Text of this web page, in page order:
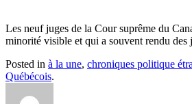
Les neuf juges de la Cour suprême du
minorité visible et qui a souvent rendu des
Posted in à la une, chroniques politique
Québécois.